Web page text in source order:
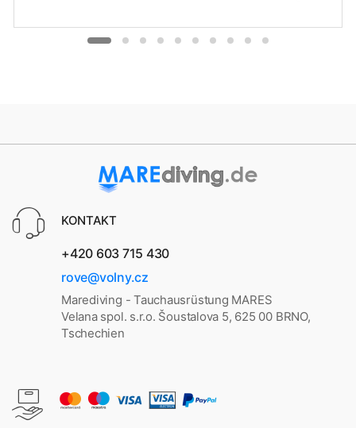
KONTAKT
+420 603 715 430
rove@volny.cz
Marediving - Tauchausrüstung MARES
Velana spol. s.r.o. Šoustalova 5, 625 00 BRNO,
Tschechien